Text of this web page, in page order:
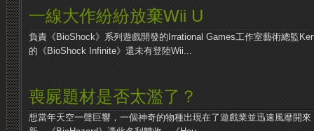
一線大作紛紛放棄Wii U
負責《BioShock》系列遊戲開發的Irrational Games工作室藝術總監
的《BioShock Infinite》還未有登陸Wii...
喪屍題材是否太濫了？
想當年天空一聲巨響，一個神奇的物種出現在了遊戲業並迅速風靡開